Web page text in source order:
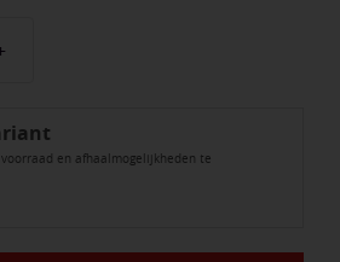
en afhaalmogelijkheden te